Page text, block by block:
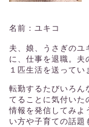
名前：ユキコ
夫、娘、うさぎのユ
に、仕事を退職。夫
１匹生活を送ってい
転勤するたびいろん
てることに気付いた
情報を発信してみよ
い方や子育ての話題